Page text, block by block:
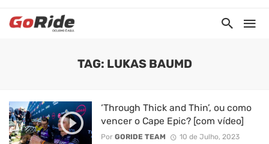
TAG: LUKAS BAUMD
‘Through Thick and Thin’, ou como
vencer o Cape Epic? [com vídeo]
Por GORIDE TEAM 10 de Julho, 2023